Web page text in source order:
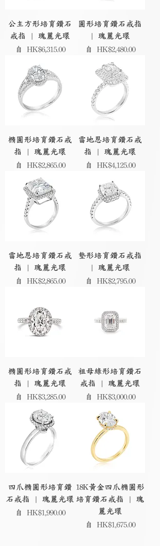
公主方形培育鑽石
戒指 | 瑰麗光環
自 HK$6,315.00
促銷價格
圓形培育鑽石戒指
| 瑰麗光環
自 HK$2,480.00
促銷價格
橢圓形培育鑽石戒
指 | 瑰麗光環
自 HK$2,865.00
促銷價格
雷地恩培育鑽石戒
指 | 瑰麗光環
自 HK$4,125.00
促銷價格
雷地恩培育鑽石戒
指 | 瑰麗光環
自 HK$2,865.00
促銷價格
墊形培育鑽石戒指
| 瑰麗光環
自 HK$2,795.00
促銷價格
橢圓形培育鑽石戒
指 | 瑰麗光環
自 HK$3,285.00
促銷價格
祖母綠形培育鑽石
戒指 | 瑰麗光環
自 HK$3,000.00
促銷價格
四爪橢圓形培育鑽
石戒指 | 瑰麗光環
自 HK$1,990.00
促銷價格
18K黃金四爪橢圓形
培育鑽石戒指 | 瑰
麗光環
自 HK$1,675.00
促銷價格